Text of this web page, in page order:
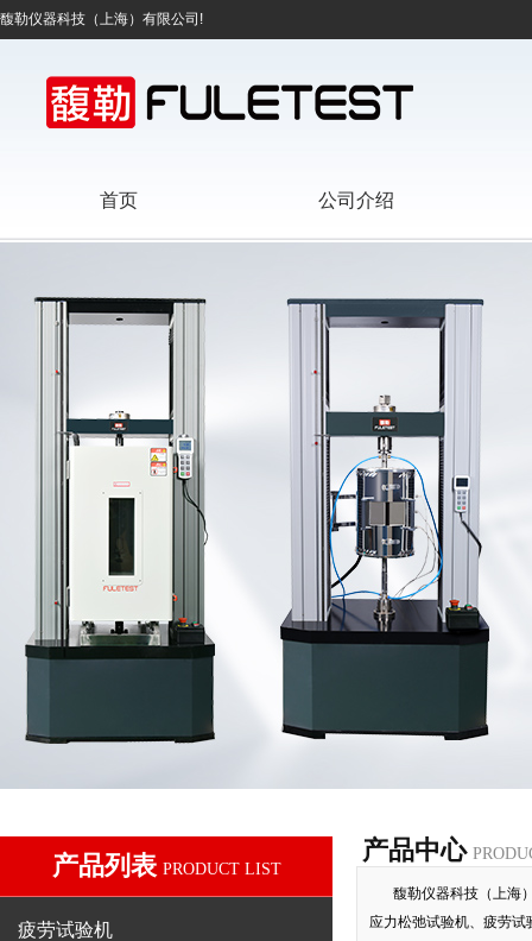
馥勒仪器科技（上海）有限公司!
首页 公司介绍
产品列表 PRODUCT LIST
疲劳试验机
产品中心
馥勒仪器科技（上海
应力松弛试验机、疲劳